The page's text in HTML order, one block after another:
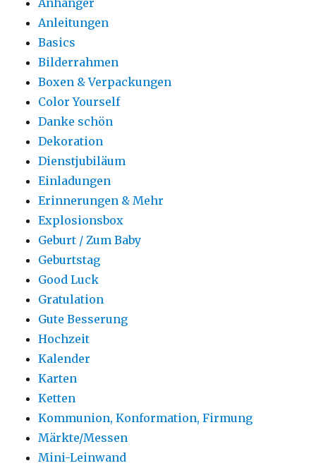
Anhänger
Anleitungen
Basics
Bilderrahmen
Boxen & Verpackungen
Color Yourself
Danke schön
Dekoration
Dienstjubiläum
Einladungen
Erinnerungen & Mehr
Explosionsbox
Geburt / Zum Baby
Geburtstag
Good Luck
Gratulation
Gute Besserung
Hochzeit
Kalender
Karten
Ketten
Kommunion, Konformation, Firmung
Märkte/Messen
Mini-Leinwand